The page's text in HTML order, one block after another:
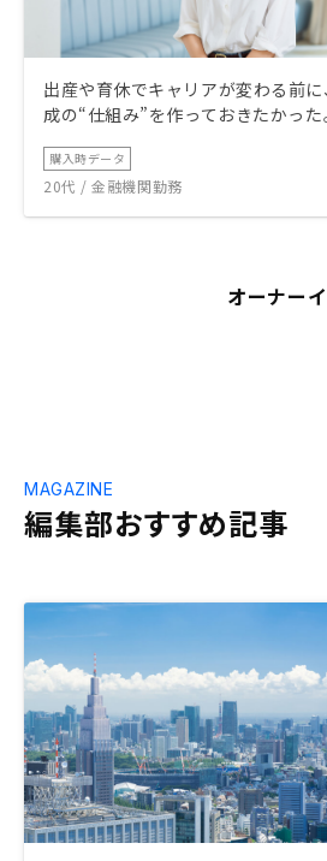
出産や育休でキャリアが変わる前
成の“仕組み”を作っておきたかった
購入時データ
20代 / 金融機関勤務
オーナー
編集部おすすめ記事
MAGAZINE